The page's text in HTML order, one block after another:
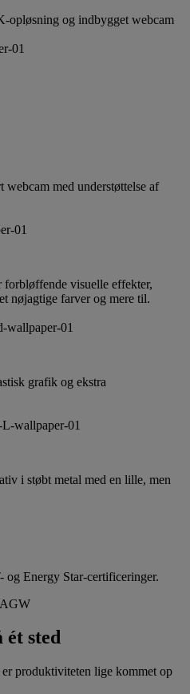
opløsning og indbygget webcam
med understøttelse af
visuelle effekter,
nøjagtige farver og mere til.
grafik og ekstra
i støbt metal med en lille, men
Energy Star-certificeringer.
ét sted
produktiviteten lige kommet op